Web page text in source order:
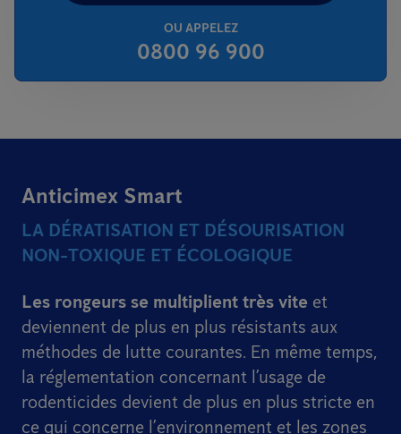
OU APPELEZ
0800 96 900
Anticimex Smart
LA DÉRATISATION ET DÉSOURISATION
NON-TOXIQUE ET ÉCOLOGIQUE
Les rongeurs se multiplient très vite et
deviennent de plus en plus résistants aux
méthodes de lutte courantes. En même temps,
la réglementation concernant l’usage de
rodenticides devient de plus en plus stricte en
ce qui concerne l’environnement et les zones